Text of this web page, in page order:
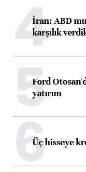
4İran: ABD
karşılık
5
Ford
yatırım
6Üç hisseye